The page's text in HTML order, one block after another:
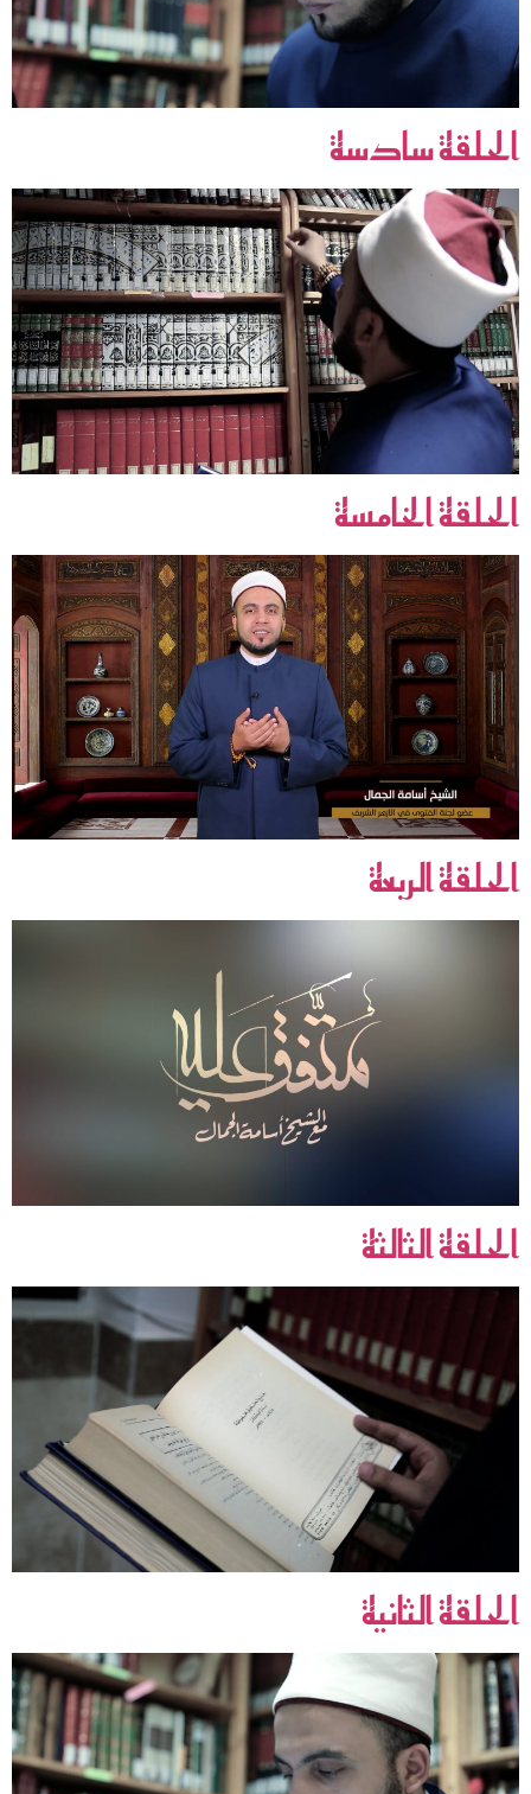
الحلقة سادسة
الحلقة الخامسة
الحلقة الربعة
الحلقة الثالثة
الحلقة الثانية